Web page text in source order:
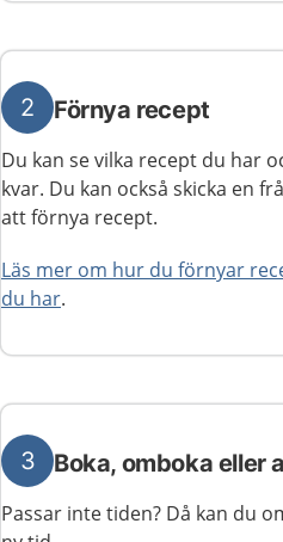
2 Förnya recept
Du kan se vilka recept du har
kvar. Du kan också skicka en
att förnya recept.
Läs mer om hur du förnyar
du har.
3 Boka, omboka eller
Passar inte tiden? Då kan du